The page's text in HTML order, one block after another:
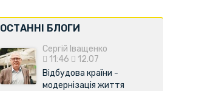
ОСТАННІ БЛОГИ
Сергій Іващенко
11:46
12.07
Відбудова країни -
модернізація життя